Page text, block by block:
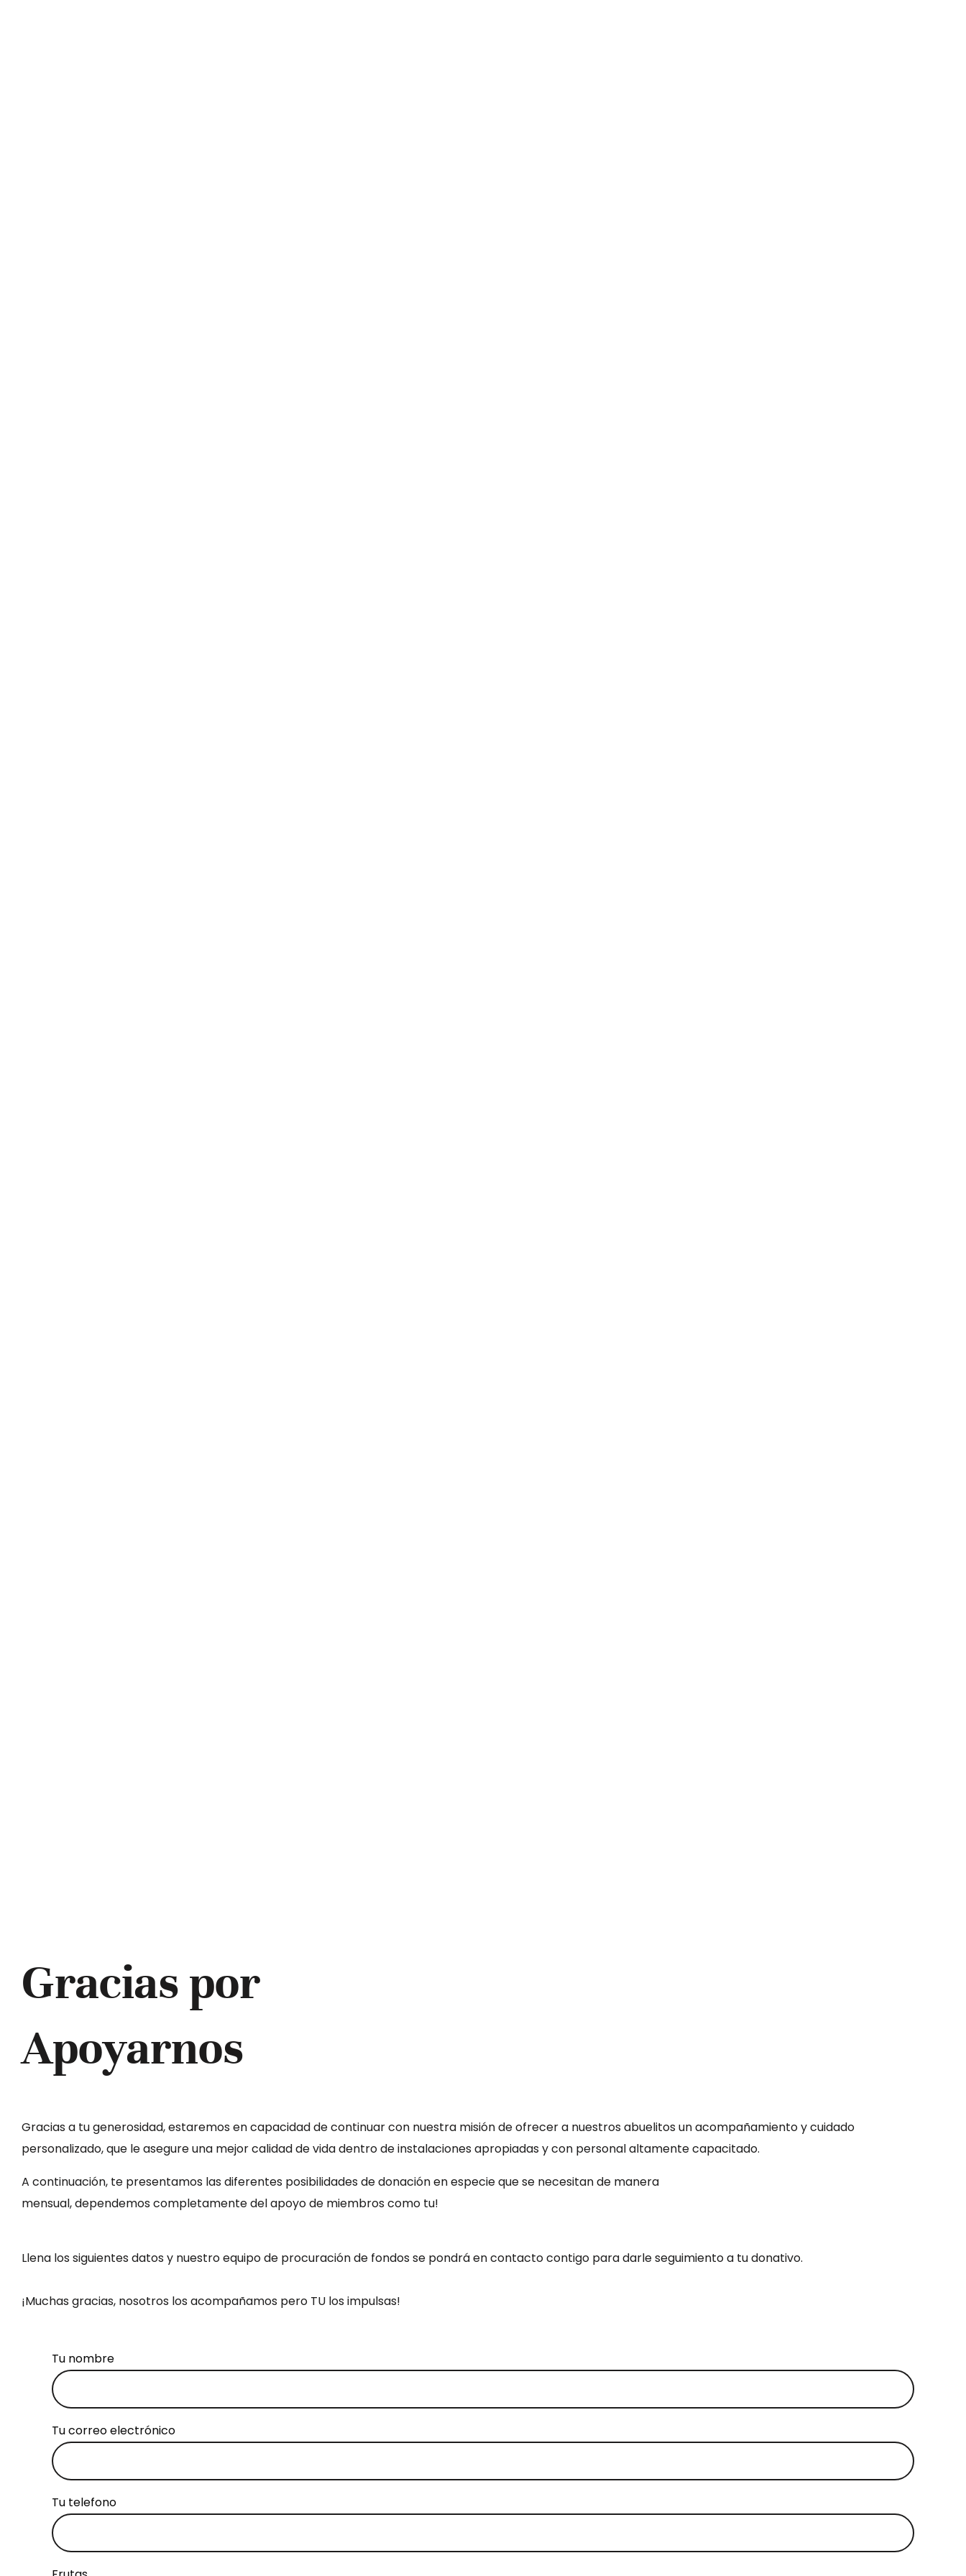
Gracias por
Apoyarnos
Gracias a tu generosidad, estaremos en capacidad de continuar con nuestra misión de ofrecer a nuestros abuelitos un acompañamiento y cuidado
personalizado, que le asegure una mejor calidad de vida dentro de instalaciones apropiadas y con personal altamente capacitado.
A continuación, te presentamos las diferentes posibilidades de donación en especie que se necesitan de manera
mensual, dependemos completamente del apoyo de miembros como tu!
Llena los siguientes datos y nuestro equipo de procuración de fondos se pondrá en contacto contigo para darle seguimiento a tu donativo.
¡Muchas gracias, nosotros los acompañamos pero TU los impulsas!
Tu nombre
Tu correo electrónico
Tu telefono